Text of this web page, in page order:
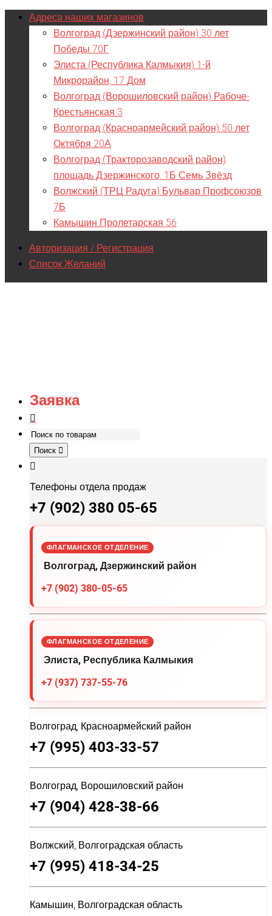
Адреса наших магазинов
Волгоград (Дзержинский район) 30 лет
Победы 70Г
Элиста (Республика Калмыкия) 1-й
Микрорайон, 17 Дом
Волгоград (Ворошиловский район) Рабоче-
Крестьянская 3
Волгоград (Красноармейский район) 50 лет
Октября 20А
Волгоград (Тракторозаводский район)
площадь Дзержинского, 1Б Семь Звёзд
Волжский (ТРЦ Радуга) Бульвар Профсоюзов
7Б
Камышин Пролетарская 56
Авторизация / Регистрация
Список Желаний
Заявка
Поиск
Телефоны отдела продаж
+7 (902) 380 05-65
ФЛАГМАНСКОЕ ОТДЕЛЕНИЕ
Волгоград, Дзержинский район
+7 (902) 380-05-65
ФЛАГМАНСКОЕ ОТДЕЛЕНИЕ
Элиста, Республика Калмыкия
+7 (937) 737-55-76
Волгоград, Красноармейский район
+7 (995) 403-33-57
Волгоград, Ворошиловский район
+7 (904) 428-38-66
Волжский, Волгоградская область
+7 (995) 418-34-25
Камышин, Волгоградская область